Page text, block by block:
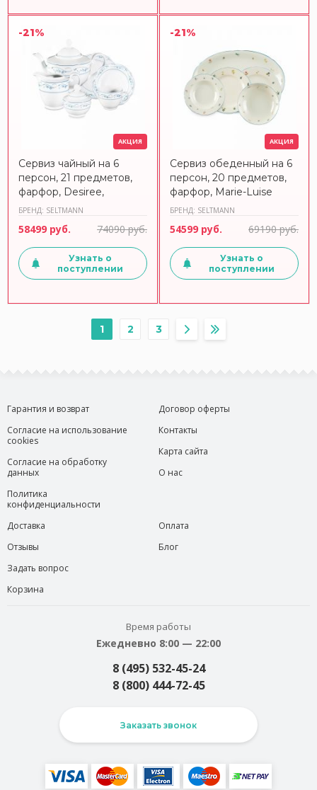
-21%
АКЦИЯ
Сервиз чайный на 6
персон, 21 предметов,
фарфор, Desiree,
44935TS21, SELTMANN
БРЕНД: SELTMANN
58499 руб. 74090 руб.
Узнать о
поступлении
-21%
АКЦИЯ
Сервиз обеденный на 6
персон, 20 предметов,
фарфор, Marie-Luise
30308, 30308DS20,
БРЕНД: SELTMANN
54599 руб. 69190 руб.
Узнать о
поступлении
1 2 3
Гарантия и возврат
Согласие на использование
cookies
Согласие на обработку
данных
Политика
конфиденциальности
Договор оферты
Контакты
Карта сайта
О нас
Доставка
Отзывы
Задать вопрос
Корзина
Оплата
Блог
Время работы
Ежедневно 8:00 — 22:00
8 (495) 532-45-24
8 (800) 444-72-45
Заказать звонок